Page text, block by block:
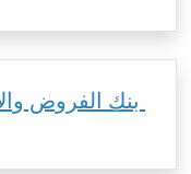
بنك الفروض